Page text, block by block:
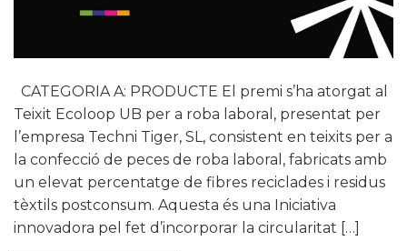
CATEGORIA A: PRODUCTE El premi s’ha atorgat al
Teixit Ecoloop UB per a roba laboral, presentat per
l’empresa Techni Tiger, SL, consistent en teixits per a
la confecció de peces de roba laboral, fabricats amb
un elevat percentatge de fibres reciclades i residus
tèxtils postconsum. Aquesta és una Iniciativa
innovadora pel fet d’incorporar la circularitat […]